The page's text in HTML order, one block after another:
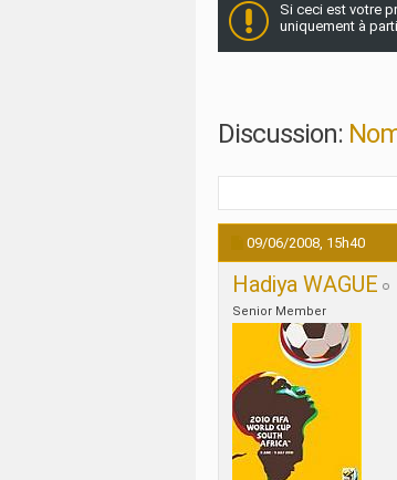
Si ceci est votre
uniquement à
Discussion:
09/06/2008, 15h40
Hadiya WAGUE
Senior Member